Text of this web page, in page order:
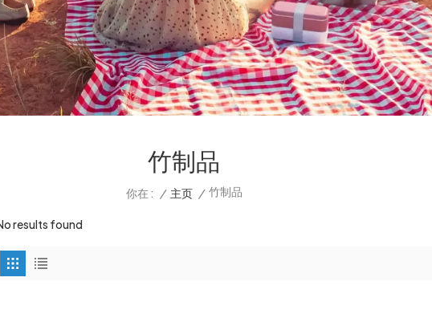
竹制品
你在 : / 主页 / 竹制品
results found